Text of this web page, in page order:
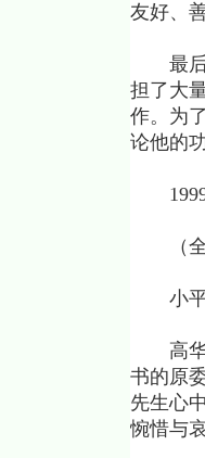
友好、
最后
担了大
作。为
论他的
1999
（全
小平
高华
书的原
先生心
惋惜与